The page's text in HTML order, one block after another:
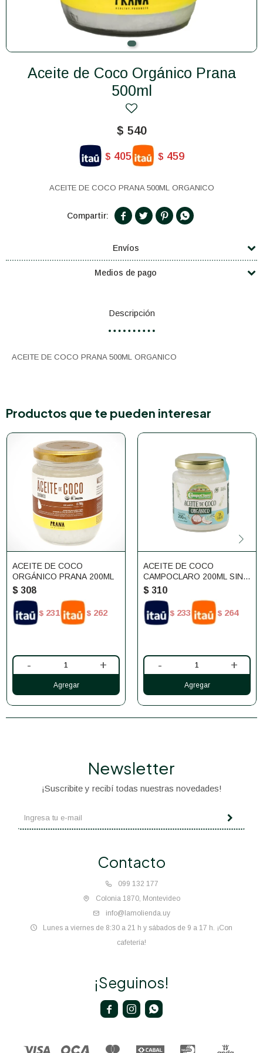
Aceite de Coco Orgánico Prana
500ml
$ 540
$ 405 $ 459
ACEITE DE COCO PRANA 500ML ORGANICO
   
Envíos
Medios de pago
Descripción
ACEITE DE COCO PRANA 500ML ORGANICO
Productos que te pueden interesar
ACEITE DE COCO
ORGÁNICO PRANA 200ML
$ 308
$ 231 $ 262
- +
ACEITE DE COCO
CAMPOCLARO 200ML SIN
SABOR
$ 310
$ 233 $ 264
- +
Contacto
099 132 177
Colonia 1870, Montevideo
info@lamolienda.uy
Lunes a viernes de 8:30 a 21 h y sábados de 9 a 17 h. ¡Con
cafetería!
Newsletter
¡Suscribite y recibí todas nuestras novedades!
¡Seguinos!
  